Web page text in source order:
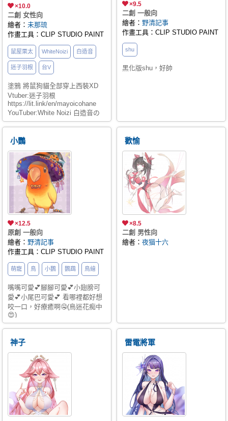
×10.0
二創 女性向
繪者：未那琉
作畫工具：CLIP STUDIO PAINT
鼠屋栗太 WhiteNoizi 白造音
迷子羽根 台V
塗鴉 將鼠狗貓全部穿上西裝XD
Vtuber:迷子羽根
https://lit.link/en/mayoicohane
YouTuber:White Noizi 白造音の
小白
https://www.youtube.com/WhiteNoizi
Vtuber:鼠屋栗太
×9.5
二創 一般向
繪者： 野清記事
作畫工具：CLIP STUDIO PAINT
shu
黑化版shu，好帥
小鸚
×12.5
原創 一般向
繪者： 野清記事
作畫工具：CLIP STUDIO PAINT
萌寵 鳥 小鸚 鸚鵡 鳥繪
嘴嘴可愛💕腳腳可愛💕小翅膀可
愛💕小尾巴可愛💕 看哪裡都好想
咬一口，好療癒啊🤤(鳥迷花痴中
😍)
歡愉
×8.5
二創 男性向
繪者： 夜猫十六
神子 雷電將軍